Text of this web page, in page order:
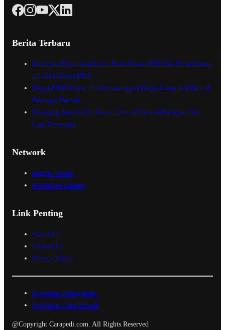
Berita Terbaru
Indonesia Dipastikan Lolos Piala Dunia 2030 Jika Permohonan
ini Dikabulkan FIFA
Harga BBM Turun, Ini Perbandingan Harga Lama dan Baru di
Berbagai Daerah
Kejagung Ambil Alih Kasus, Status Febrie Adriansyah Tak
Lagi Tersangka
Network
Inggris Online
Konsultasi Hukum
Link Penting
About Us
Contact Us
Privacy Policy
Ketentuan Penggunaan
Kebijakan Data Pribadi
@Copyright Carapedi.com. All Rights Reserved